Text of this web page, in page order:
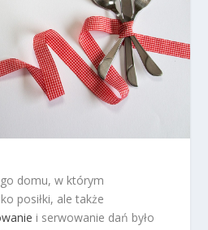
domu, w którym
posiłki, ale także
i serwowanie dań było